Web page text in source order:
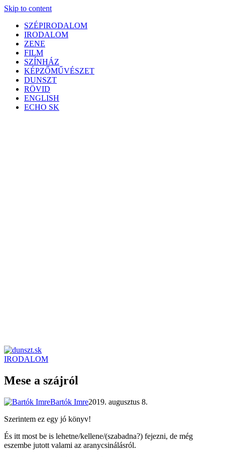
Skip to content
SZÉPIRODALOM
IRODALOM
ZENE
FILM
SZÍNHÁZ
KÉPZŐMŰVÉSZET
DUNSZT
RÖVID
ENGLISH
ECHO SK
IRODALOM
Mese a szájról
Bartók Imre2019. augusztus 8.
Szerintem ez egy jó könyv!
És itt most be is lehetne/kellene/(szabadna?) fejezni, de még
eszembe jutott valami az aranycsinálásról.